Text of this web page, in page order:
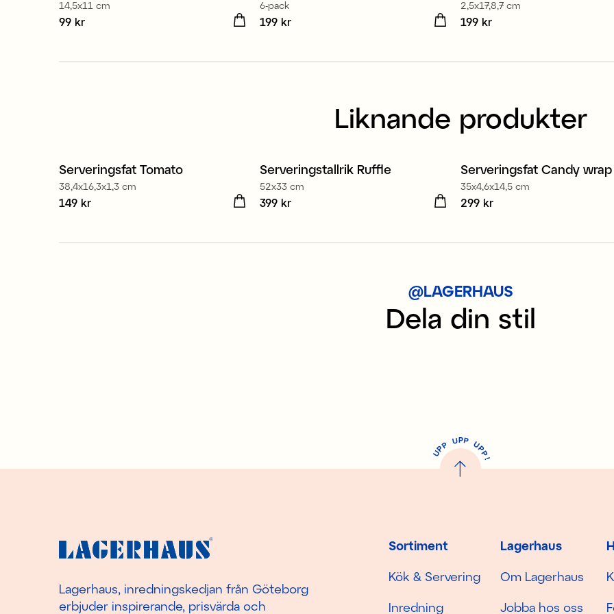
14,5x11 cm
Pris:
99 kr
6-pack
Pris :199 kr
199 kr
2,5x17,8,7 cm
Pris :199 kr
199 kr
Liknande produkter
Serveringsfat Tomato
38,4x16,3x1,3 cm
Pris :149 kr
149 kr
Serveringstallrik Ruffle
52x33 cm
Pris :399 kr
399 kr
Serveringsfat Candy wrap
35x4,6x14,5 cm
Pris :299 kr
299 kr
@LAGERHAUS
Dela din stil
U
P
P UPP UP
P
!
Sortiment
Kök & Servering
Inredning
Lagerhaus
Om Lagerhaus
Jobba hos oss
Lagerhaus, inredningskedjan från Göteborg
erbjuder inspirerande, prisvärda och